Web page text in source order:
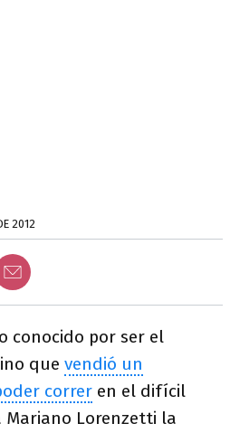
2012
conocido por ser el
que vendió un
correr en el difícil
Mariano Lorenzetti la